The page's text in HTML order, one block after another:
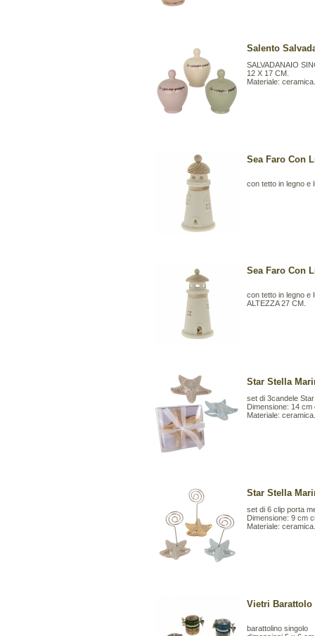
Salento
SALVADANAIO
12 X 17 CM.
Materiale: ceramica.
Sea Faro Con
con tetto in legno e
Sea Faro Con
con tetto in legno e
ALTEZZA 27 CM.
Star Stella
set di 3candele
Dimensione: 14 cm
Materiale:
Star Stella
set di 6 clip porta
Dimensione: 9 cm
Materiale:
Vietri Barattolo
barattolino singolo